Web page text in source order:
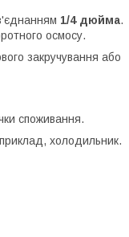
1/4 дюйма.
осмосу.
закручування або
споживання.
холодильник.